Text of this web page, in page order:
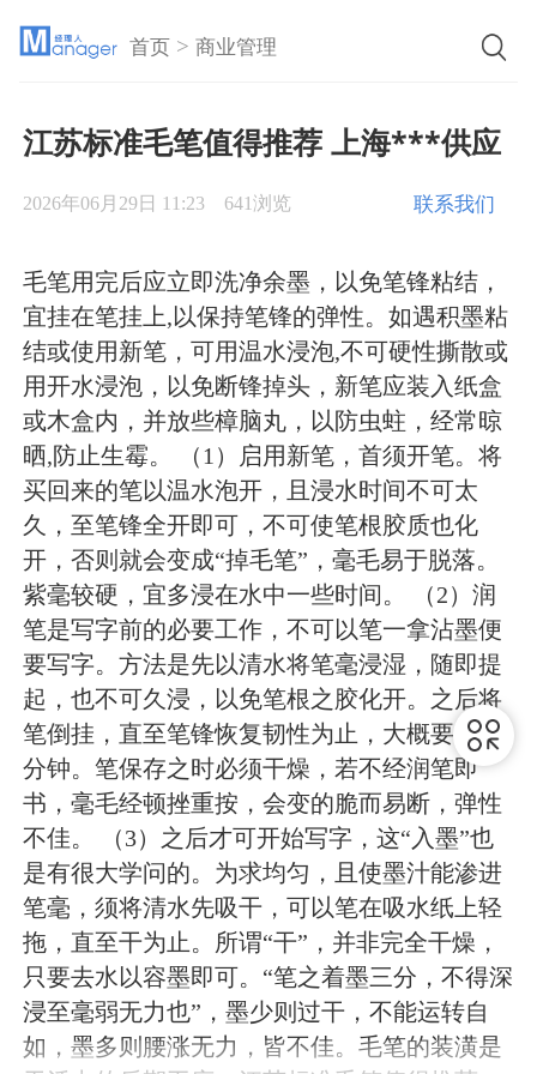
首页 >商业管理
江苏标准毛笔值得推荐 上海***供应
2026年06月29日 11:23 641浏览 联系我们
毛笔用完后应立即洗净余墨，以免笔锋粘结，
宜挂在笔挂上,以保持笔锋的弹性。如遇积墨粘
结或使用新笔，可用温水浸泡,不可硬性撕散或
用开水浸泡，以免断锋掉头，新笔应装入纸盒
或木盒内，并放些樟脑丸，以防虫蛀，经常晾
晒,防止生霉。 （1）启用新笔，首须开笔。将
买回来的笔以温水泡开，且浸水时间不可太
久，至笔锋全开即可，不可使笔根胶质也化
开，否则就会变成“掉毛笔”，毫毛易于脱落。
紫毫较硬，宜多浸在水中一些时间。 （2）润
笔是写字前的必要工作，不可以笔一拿沾墨便
要写字。方法是先以清水将笔毫浸湿，随即提
起，也不可久浸，以免笔根之胶化开。之后将
笔倒挂，直至笔锋恢复韧性为止，大概要数十
分钟。笔保存之时必须干燥，若不经润笔即
书，毫毛经顿挫重按，会变的脆而易断，弹性
不佳。 （3）之后才可开始写字，这“入墨”也
是有很大学问的。为求均匀，且使墨汁能渗进
笔毫，须将清水先吸干，可以笔在吸水纸上轻
拖，直至干为止。所谓“干”，并非完全干燥，
只要去水以容墨即可。“笔之着墨三分，不得深
浸至毫弱无力也”，墨少则过干，不能运转自
如，墨多则腰涨无力，皆不佳。毛笔的装潢是